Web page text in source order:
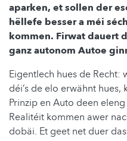
aparken, et sollen der
hëllefe besser a méi
kommen. Firwat dauert
ganz autonom Autoe
Eigentlech hues de Recht:
déi’s de elo erwähnt
Prinzip en Auto deen
Realitéit kommen awer
dobäi. Et geet net duer